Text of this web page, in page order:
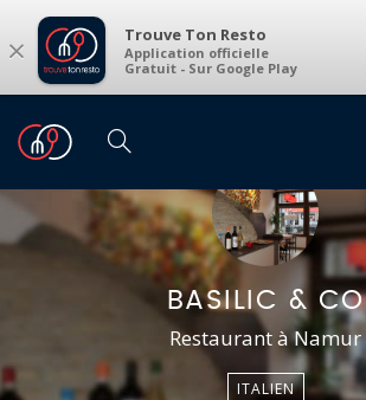
× Trouve Ton Resto
Application officielle
Gratuit - Sur Google Play
BASILIC & CO
Restaurant à Namur
ITALIEN